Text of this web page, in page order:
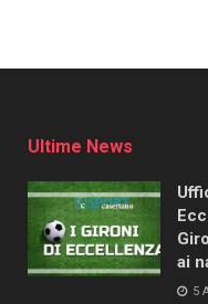
Ultime News
ai
5